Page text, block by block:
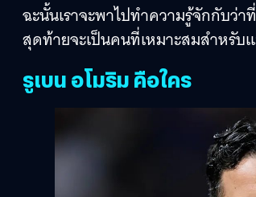
ฉะนั้นเราจะพาไปทำความรู้จักกับว่
สุดท้ายจะเป็นคนที่เหมาะสมสำหรับ
รูเบน อโมริม คือใคร